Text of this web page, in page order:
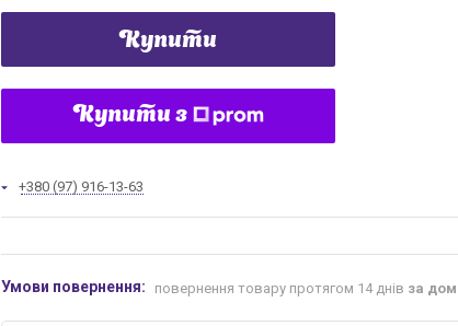
Купити
Купити з
+380 (97) 916-13-63
повернення товару протягом 14 днів за